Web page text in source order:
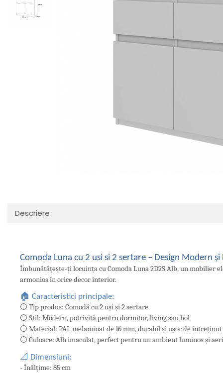
Descriere
Comoda Luna cu 2 usi si 2 sertare – Design Modern
Îmbunătățește-ți locuința cu Comoda Luna 2D2S Alb, un mobilier
armonios în orice decor interior.
🏠 Caracteristici principale:
⚪ Tip produs: Comodă cu 2 uși și 2 sertare
⚪ Stil: Modern, potrivită pentru dormitor, living sau hol
⚪ Material: PAL melaminat de 16 mm, durabil și ușor de întreținut
⚪ Culoare: Alb imaculat, perfect pentru un ambient luminos și
📐 Dimensiuni:
- Înălțime: 85 cm